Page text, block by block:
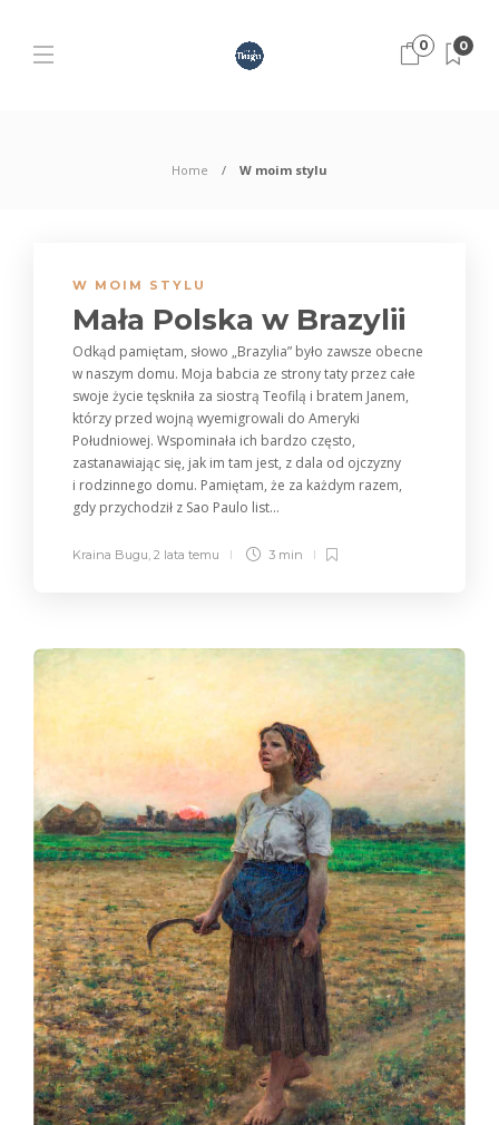
0 0
Home W moim stylu
W MOIM STYLU
Mała Polska w Brazylii
Odkąd pamiętam, słowo „Brazylia” było zawsze obecne
w naszym domu. Moja babcia ze strony taty przez całe
swoje życie tęskniła za siostrą Teofilą i bratem Janem,
którzy przed wojną wyemigrowali do Ameryki
Południowej. Wspominała ich bardzo często,
zastanawiając się, jak im tam jest, z dala od ojczyzny
i rodzinnego domu. Pamiętam, że za każdym razem,
gdy przychodził z Sao Paulo list...
Kraina Bugu, 2 lata temu 3 min